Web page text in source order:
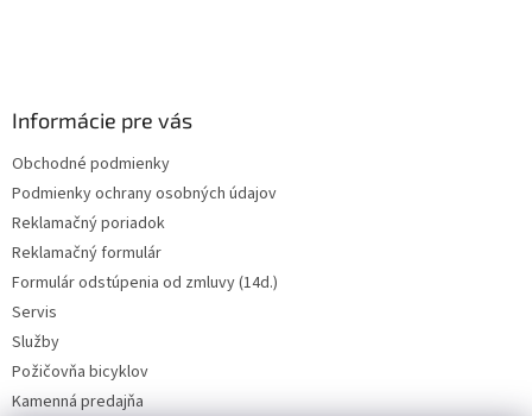
Informácie pre vás
Obchodné podmienky
Podmienky ochrany osobných údajov
Reklamačný poriadok
Reklamačný formulár
Formulár odstúpenia od zmluvy (14d.)
Servis
Služby
Požičovňa bicyklov
Kamenná predajňa